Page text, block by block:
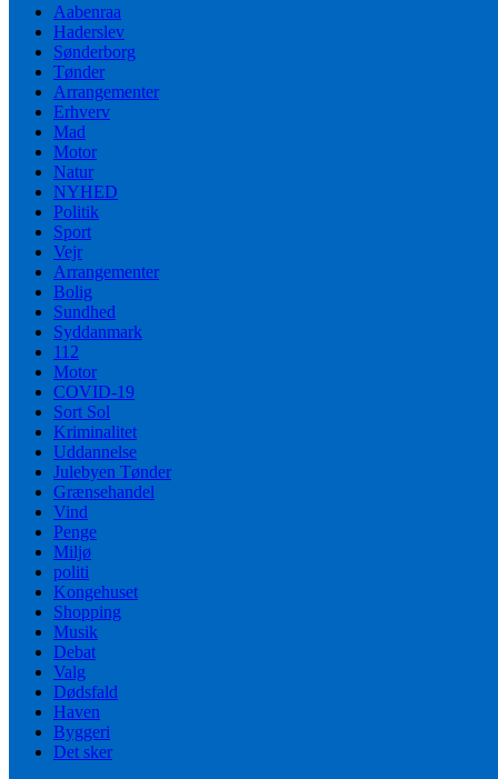
Aabenraa
Haderslev
Sønderborg
Tønder
Arrangementer
Erhverv
Mad
Motor
Natur
NYHED
Politik
Sport
Vejr
Arrangementer
Bolig
Sundhed
Syddanmark
112
Motor
COVID-19
Sort Sol
Kriminalitet
Uddannelse
Julebyen Tønder
Grænsehandel
Vind
Penge
Miljø
politi
Kongehuset
Shopping
Musik
Debat
Valg
Dødsfald
Haven
Byggeri
Det sker